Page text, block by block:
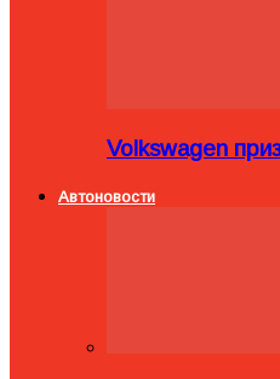
Volkswagen
Автоновости